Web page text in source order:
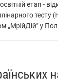
етап -
тесту
„МрійДій” у